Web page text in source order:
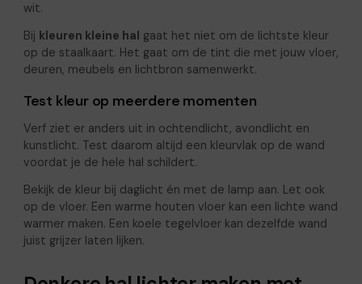
wit.
Bij kleuren kleine hal gaat het niet om de lichtste kleur
op de staalkaart. Het gaat om de tint die met jouw vloer,
deuren, meubels en lichtbron samenwerkt.
Test kleur op meerdere momenten
Verf ziet er anders uit in ochtendlicht, avondlicht en
kunstlicht. Test daarom altijd een kleurvlak op de wand
voordat je de hele hal schildert.
Bekijk de kleur bij daglicht én met de lamp aan. Let ook
op de vloer. Een warme houten vloer kan een lichte wand
warmer maken. Een koele tegelvloer kan dezelfde wand
juist grijzer laten lijken.